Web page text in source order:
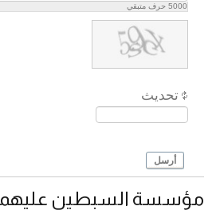
5000 حرف متبقي
تحديث
أرسل
مؤسسة السبطين